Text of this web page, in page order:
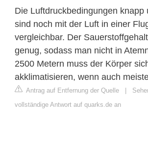
Die Luftdruckbedingungen knapp
sind noch mit der Luft in einer
vergleichbar. Der
genug, sodass man nicht in
2500 Metern muss der Körper
akklimatisieren, wenn auch
Antrag auf Entfernung der Quelle
vollständige Antwort auf quarks.de an